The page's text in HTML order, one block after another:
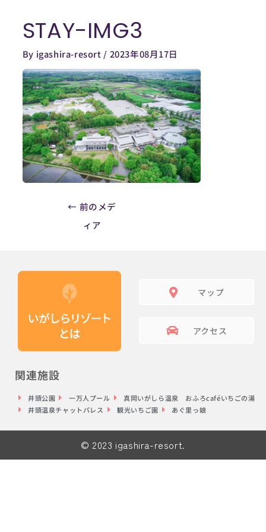
STAY-IMG3
By igashira-resort / 2023年08月17日
Post
navigation
← 前のメデ
ィア
マップ
アクセス
関連施設
井頭公園 一万人プール
真岡いがしら温泉 おふろcaféいちごの湯
井頭温泉チャットパレス
観光いちご園 あぐ里っ娘
© 2023 igashira-resort.